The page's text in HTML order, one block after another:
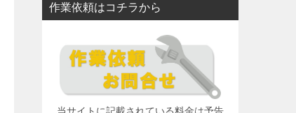
作業依頼はコチラから
当サイトに記載されている料金は予告